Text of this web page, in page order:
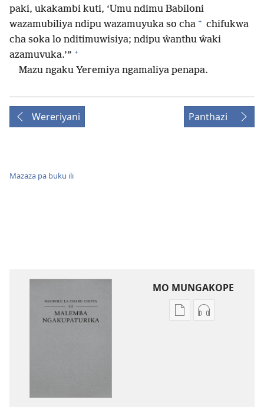
paki, ukakambi kuti, ‘Umu ndimu Babiloni
wazamubiliya ndipu wazamuyuka so cha + chifukwa
cha soka lo nditimuwisiya; ndipu ŵanthu ŵaki
azamuvuka.’” +
Mazu ngaku Yeremiya ngamaliya penapa.
Wereriyani Panthazi
Mazaza pa buku ili
MO MUNGAKOPE
NthowaNthowa